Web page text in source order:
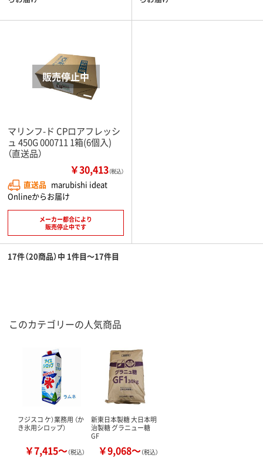
マリンフ-ド CPロアフレッシ
ュ 450G 000711 1箱(6個入)
（直送品）
￥30,413（税込）
直送品 marubishi ideat
Onlineからお届け
メーカー都合により
販売停止中です
17件（20商品）中 1件目～17件目
このカテゴリーの人気商品
フジスコ ケ）業務用 （か
き氷用シロップ）
￥7,415～（税込）
新東日本製糖 大日本明
治製糖 グラニュー糖
GF
￥9,068～（税込）